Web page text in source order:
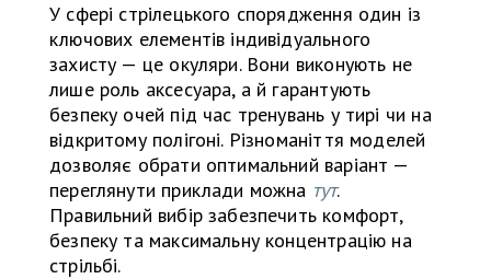
У сфері стрілецького спорядження один із
ключових елементів індивідуального
захисту — це окуляри. Вони виконують не
лише роль аксесуара, а й гарантують
безпеку очей під час тренувань у тирі чи на
відкритому полігоні. Різноманіття моделей
дозволяє обрати оптимальний варіант —
переглянути приклади можна тут.
Правильний вибір забезпечить комфорт,
безпеку та максимальну концентрацію на
стрільбі.